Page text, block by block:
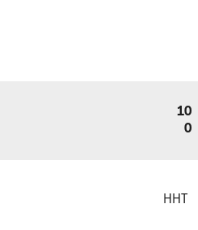
10
0
HHT